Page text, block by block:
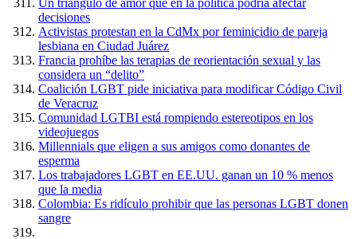
Un triángulo de amor que en la política podría afectar
decisiones
Activistas protestan en la CdMx por feminicidio de pareja
lesbiana en Ciudad Juárez
Francia prohíbe las terapias de reorientación sexual y las
considera un “delito”
Coalición LGBT pide iniciativa para modificar Código Civil
de Veracruz
Comunidad LGTBI está rompiendo estereotipos en los
videojuegos
Millennials que eligen a sus amigos como donantes de
esperma
Los trabajadores LGBT en EE.UU. ganan un 10 % menos
que la media
Colombia: Es ridículo prohibir que las personas LGBT donen
sangre